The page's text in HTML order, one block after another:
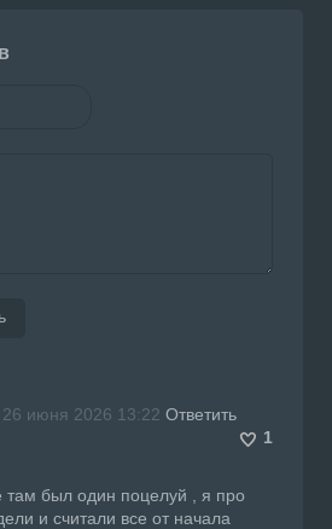
26 июня 2026 13:22 Ответить
1
был один поцелуй , я про
и считали все от начала